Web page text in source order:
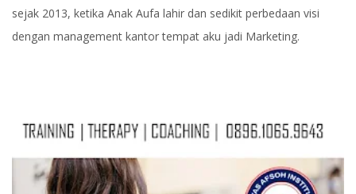
sejak 2013, ketika Anak Aufa lahir dan sedikit perbedaan visi
dengan management kantor tempat aku jadi Marketing.